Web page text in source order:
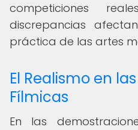
competiciones
discrepancias
práctica de las artes
El Realismo en
Fílmicas
En las